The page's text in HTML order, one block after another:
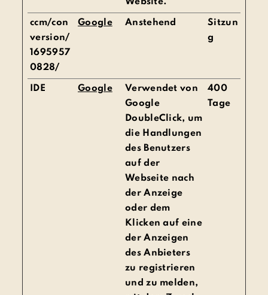
ccm/con
version/
1695957
0828/
Google Anstehend
Sitzun
g
IDE Google
Verwendet von
Google
DoubleClick, um
die Handlungen
des Benutzers
auf der
Webseite nach
der Anzeige
oder dem
Klicken auf eine
der Anzeigen
des Anbieters
zu registrieren
und zu melden,
400
Tage